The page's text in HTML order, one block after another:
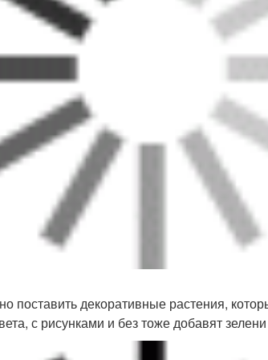
поставить декоративные растения,
с рисунками и без тоже добавят